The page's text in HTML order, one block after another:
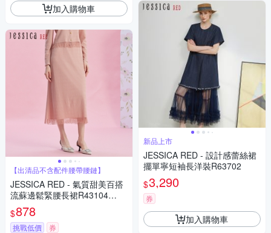
加入購物車
【出清品不含配件腰帶腰鏈】
JESSICA RED - 氣質甜美百搭
流蘇邊鬆緊腰長裙R43104
（粉）
$878
挑戰低價 券
新品上市
JESSICA RED - 設計感蕾絲裙
擺單寧短袖長洋裝R63702
$3,290
券
加入購物車